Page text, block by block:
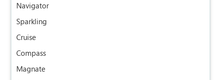
Navigator
Sparkling
Cruise
Compass
Magnate